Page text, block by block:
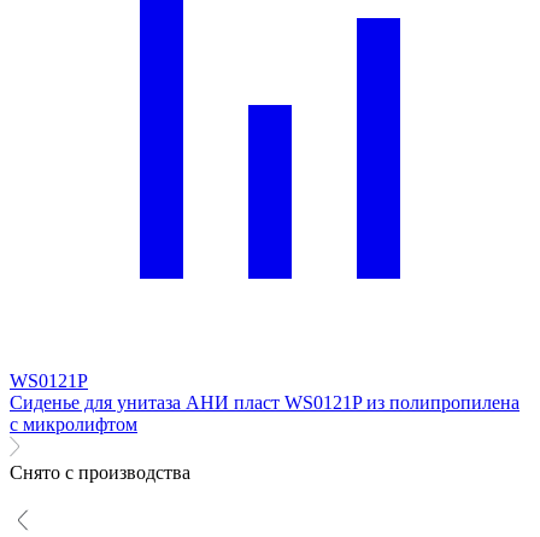
WS0121P
Сиденье для унитаза АНИ пласт WS0121P из полипропилена
с микролифтом
Снято с производства